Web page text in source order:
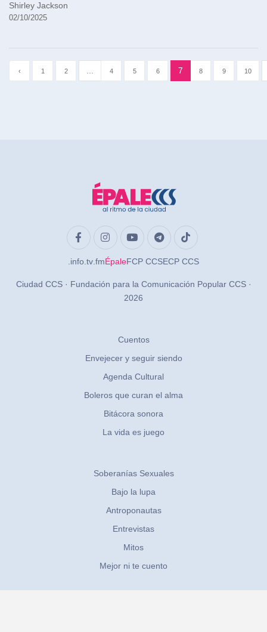
Shirley Jackson
02/10/2025
‹ 1 2 4 5 6 7 8 9 10
.info .tv .fmÉpaleFCP CCSECP CCS
Ciudad CCS · Fundación para la Comunicación Popular CCS ·
2026
Cuentos
Envejecer y seguir siendo
Agenda Cultural
Boleros que curan el alma
Bitácora sonora
La vida es juego
Soberanías Sexuales
Bajo la lupa
Antroponautas
Entrevistas
Mitos
Mejor ni te cuento